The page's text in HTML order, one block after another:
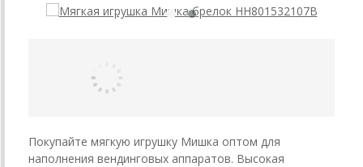
Покупайте мягкую игрушку Мишка оптом для
наполнения вендинговых аппаратов. Высокая